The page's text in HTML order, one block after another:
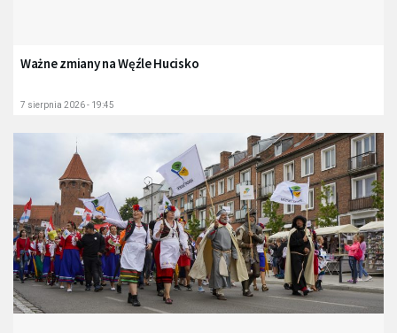
Ważne zmiany na Węźle Hucisko
7 sierpnia 2026 - 19:45